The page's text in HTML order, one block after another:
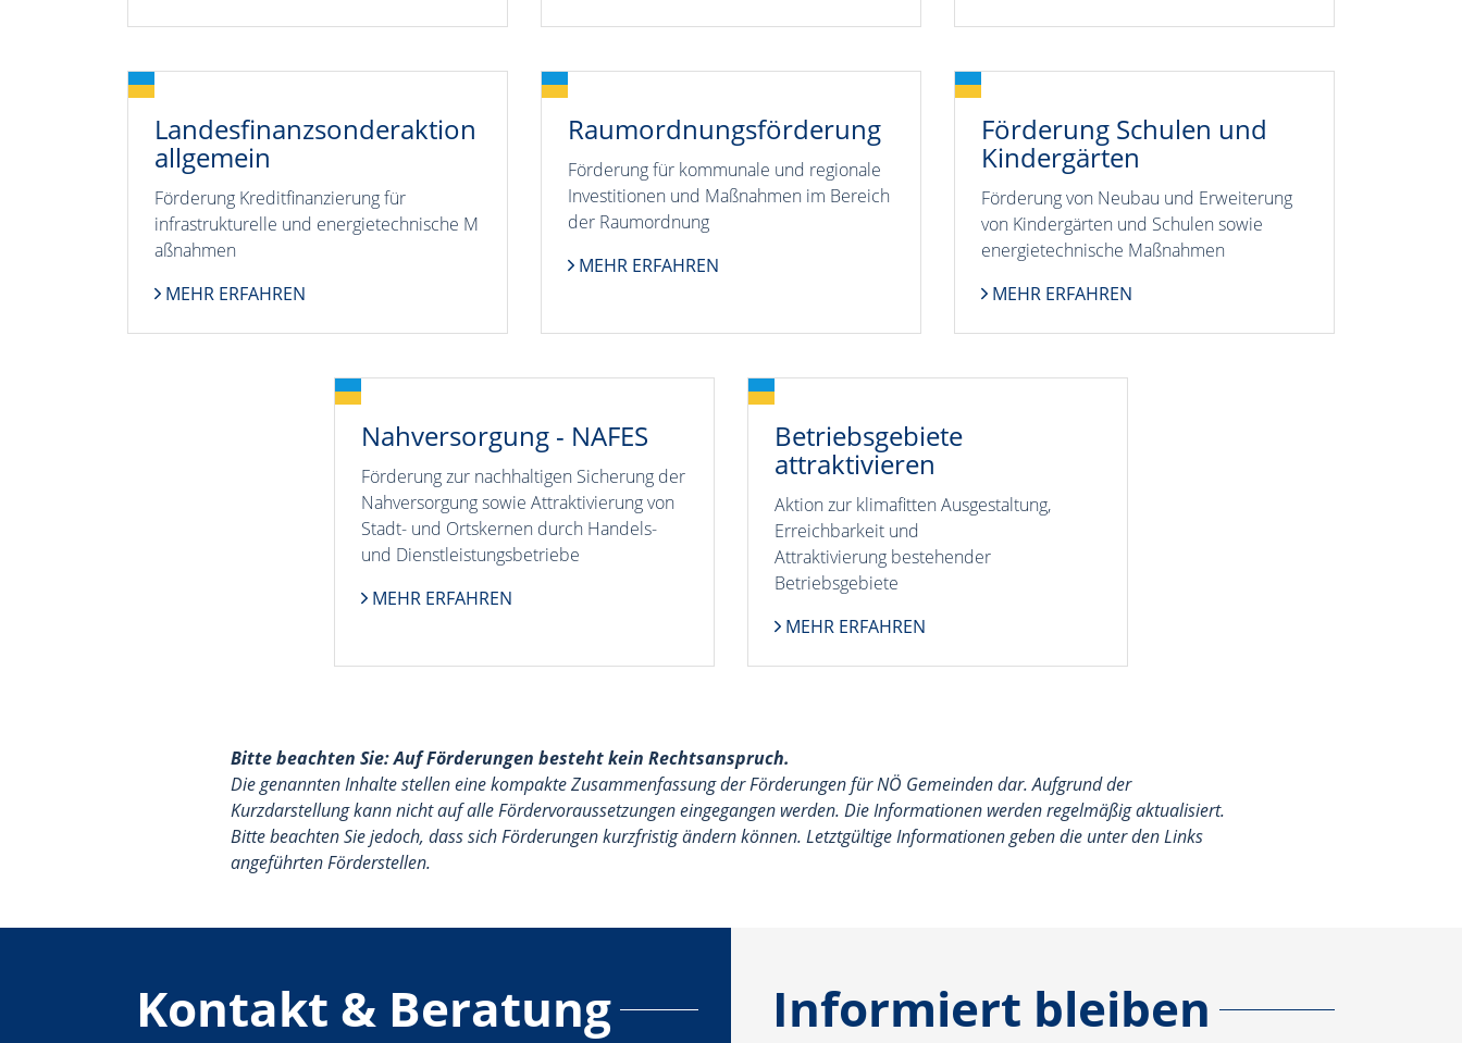
Landesfinanzsonderaktion
allgemein
Förderung Kreditfinanzierung für
infrastrukturelle und energietechnische M
aßnahmen
MEHR ERFAHREN
Raumordnungsförderung
Förderung für kommunale und regionale
Investitionen und Maßnahmen im Bereich
der Raumordnung
MEHR ERFAHREN
Förderung Schulen und
Kindergärten
Förderung von Neubau und Erweiterung
von Kindergärten und Schulen sowie
energietechnische Maßnahmen
MEHR ERFAHREN
Nahversorgung - NAFES
Förderung zur nachhaltigen Sicherung der
Nahversorgung sowie Attraktivierung von
Stadt- und Ortskernen durch Handels-
und Dienstleistungsbetriebe
MEHR ERFAHREN
Betriebsgebiete
attraktivieren
Aktion zur klimafitten Ausgestaltung,
Erreichbarkeit und
Attraktivierung bestehender
Betriebsgebiete
MEHR ERFAHREN
Bitte beachten Sie: Auf Förderungen besteht kein Rechtsanspruch.
Die genannten Inhalte stellen eine kompakte Zusammenfassung der Förderungen für NÖ Gemeinden dar. Aufgrund der
Kurzdarstellung kann nicht auf alle Fördervoraussetzungen eingegangen werden. Die Informationen werden regelmäßig aktualisiert.
Bitte beachten Sie jedoch, dass sich Förderungen kurzfristig ändern können. Letztgültige Informationen geben die unter den Links
angeführten Förderstellen.
Informiert bleiben
Kontakt & Beratung